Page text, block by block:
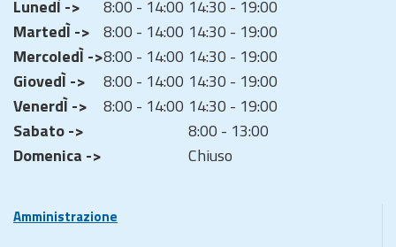
LunedÌ ->
8:00 - 14:00 14:30 - 19:00
MartedÌ -> 8:00 - 14:00 14:30 - 19:00
MercoledÌ ->8:00 - 14:00 14:30 - 19:00
GiovedÌ ->
8:00 - 14:00 14:30 - 19:00
VenerdÌ ->
8:00 - 14:00 14:30 - 19:00
Sabato ->
8:00 - 13:00
Domenica ->
Chiuso
Amministrazione